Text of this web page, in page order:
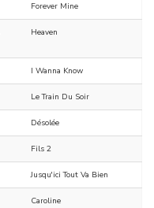
Forever Mine
Heaven
I Wanna Know
Le Train Du Soir
Désolée
Fils 2
Jusqu'ici Tout Va Bien
Caroline